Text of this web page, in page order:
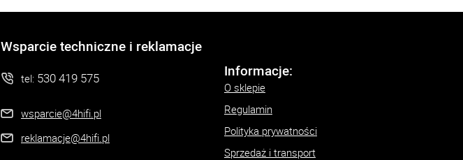
Wsparcie techniczne i reklamacje
tel: 530 419 575
wsparcie@4hifi.pl
reklamacje@4hifi.pl
Informacje:
O sklepie
Regulamin
Polityka prywatności
Sprzedaż i transport